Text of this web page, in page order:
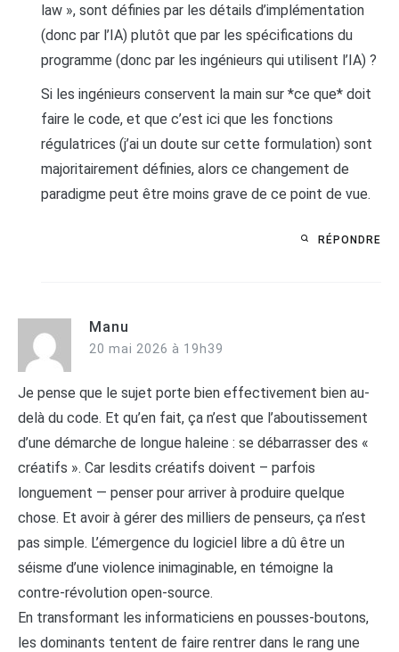
law », sont définies par les détails d’implémentation
(donc par l’IA) plutôt que par les spécifications du
programme (donc par les ingénieurs qui utilisent l’IA) ?
Si les ingénieurs conservent la main sur *ce que* doit
faire le code, et que c’est ici que les fonctions
régulatrices (j’ai un doute sur cette formulation) sont
majoritairement définies, alors ce changement de
paradigme peut être moins grave de ce point de vue.
RÉPONDRE
Manu
20 mai 2026 à 19h39
Je pense que le sujet porte bien effectivement bien au-
delà du code. Et qu’en fait, ça n’est que l’aboutissement
d’une démarche de longue haleine : se débarrasser des «
créatifs ». Car lesdits créatifs doivent – parfois
longuement — penser pour arriver à produire quelque
chose. Et avoir à gérer des milliers de penseurs, ça n’est
pas simple. L’émergence du logiciel libre a dû être un
séisme d’une violence inimaginable, en témoigne la
contre-révolution open-source.
En transformant les informaticiens en pousses-boutons,
les dominants tentent de faire rentrer dans le rang une